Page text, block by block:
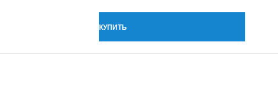
КУПИТЬ